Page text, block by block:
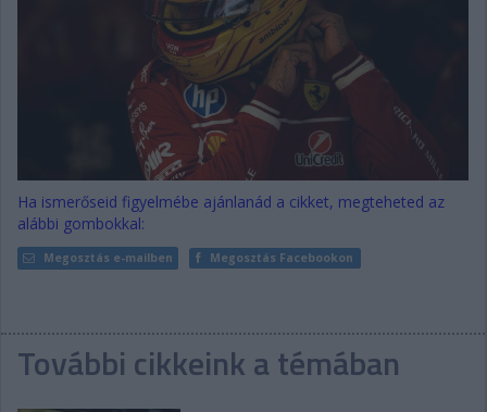
Ha ismerőseid figyelmébe ajánlanád a cikket, megteheted az
alábbi gombokkal:
Megosztás e-mailben Megosztás Facebookon
További cikkeink a témában